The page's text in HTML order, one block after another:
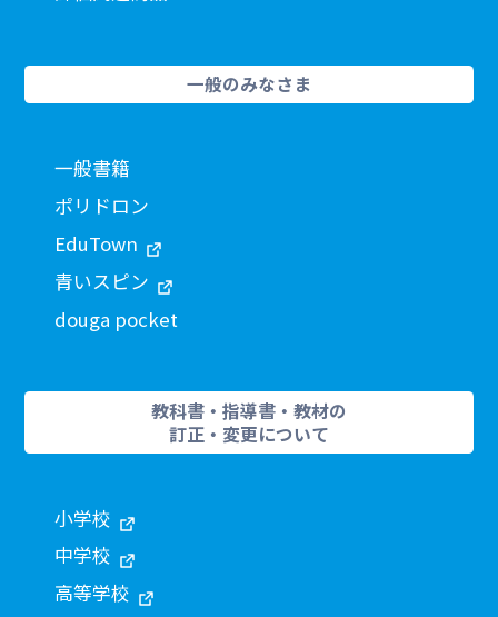
一般のみなさま
一般書籍
ポリドロン
EduTown
青いスピン
douga pocket
教科書・指導書・教材の
訂正・変更について
小学校
中学校
高等学校